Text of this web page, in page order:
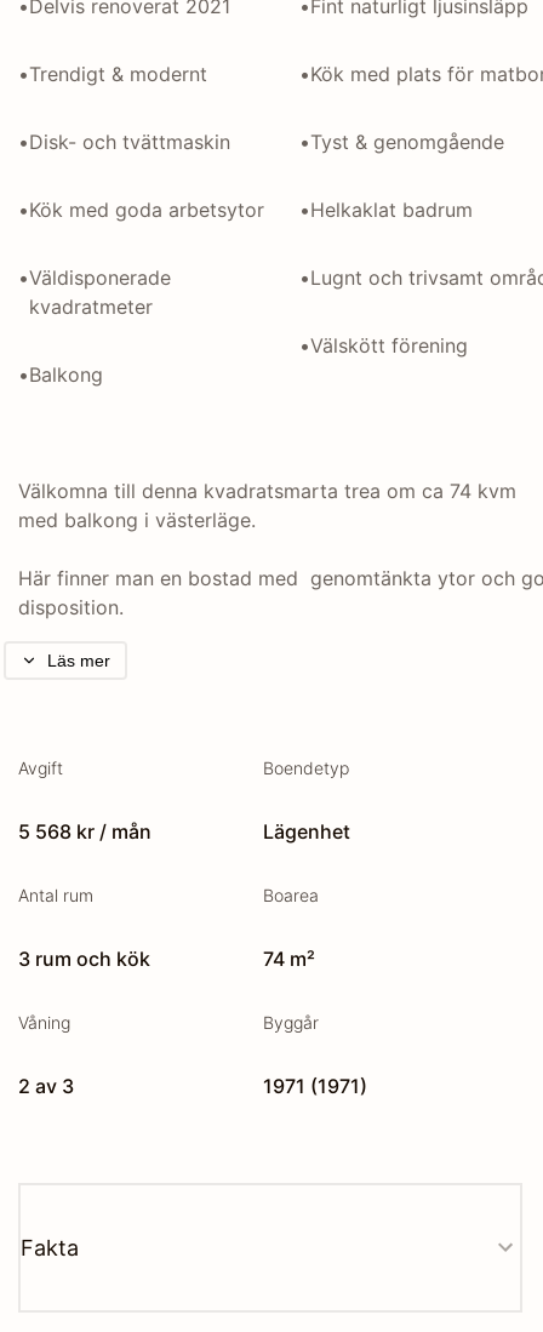
• Delvis renoverat 2021
•Trendigt & modernt
•Disk- och tvättmaskin
•Kök med goda arbetsytor
•Väldisponerade
kvadratmeter
•Balkong
• Fint naturligt ljusinsläpp
•Kök med plats för
•Tyst & genomgående
•Helkaklat badrum
•Lugnt och trivsamt
•Välskött förening
Välkomna till denna kvadratsmarta trea om ca 74 kvm
med balkong i västerläge.
Här finner man en bostad med  genomtänkta ytor och
disposition.
Läs mer
Avgift
5 568 kr / mån
Boendetyp
Lägenhet
Antal rum
3 rum och kök
Boarea
74 m²
Våning
2 av 3
Byggår
1971 (1971)
Fakta